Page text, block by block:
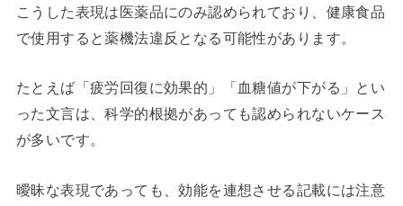
こうした表現は医薬品にのみ認められており、健康食品
で使用すると薬機法違反となる可能性があります。
たとえば「疲労回復に効果的」「血糖値が下がる」とい
った文言は、科学的根拠があっても認められないケース
が多いです。
曖昧な表現であっても、効能を連想させる記載には注意